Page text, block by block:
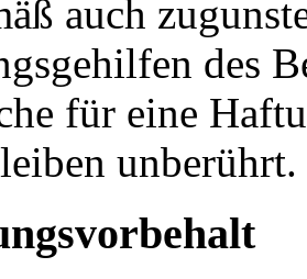
auch
des
für eine
unberührt.